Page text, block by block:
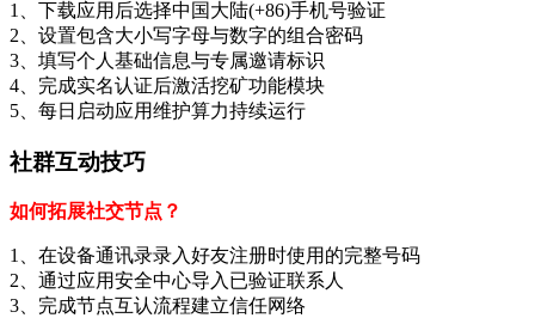
1、下载应用后选择中国大陆(+86)手机号验证
2、设置包含大小写字母与数字的组合密码
3、填写个人基础信息与专属邀请标识
4、完成实名认证后激活挖矿功能模块
5、每日启动应用维护算力持续运行
社群互动技巧
如何拓展社交节点？
1、在设备通讯录录入好友注册时使用的完整号码
2、通过应用安全中心导入已验证联系人
3、完成节点互认流程建立信任网络